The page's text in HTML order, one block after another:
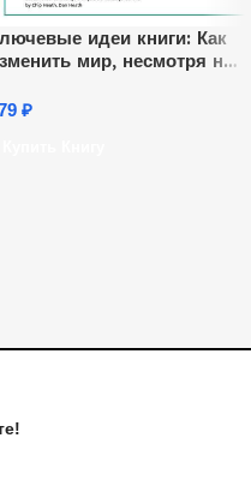
идеи книги: Как
мир, несмотря на
₽